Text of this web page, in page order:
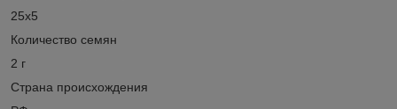
25х5
Количество семян
2 г
Страна происхождения